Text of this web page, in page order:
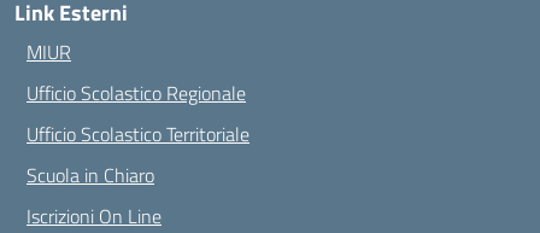
Link Esterni
MIUR
Ufficio Scolastico Regionale
Ufficio Scolastico Territoriale
Scuola in Chiaro
Iscrizioni On Line